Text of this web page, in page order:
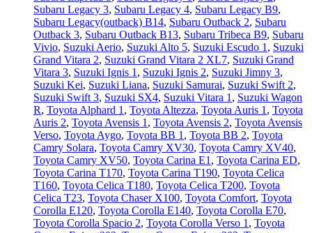
Subaru Legacy 3, Subaru Legacy 4, Subaru Legacy B9,
Subaru Legacy(outback) B14, Subaru Outback 2, Subaru
Outback 3, Subaru Outback B13, Subaru Tribeca B9, Subaru
Vivio, Suzuki Aerio, Suzuki Alto 5, Suzuki Escudo 1 , Suzuki
Grand Vitara 2, Suzuki Grand Vitara 2 XL7, Suzuki Grand
Vitara 3, Suzuki Ignis 1 , Suzuki Ignis 2, Suzuki Jimny 3,
Suzuki Kei, Suzuki Liana, Suzuki Samurai, Suzuki Swift 2,
Suzuki Swift 3, Suzuki SX4, Suzuki Vitara 1 , Suzuki Wagon
R, Toyota Alphard 1 , Toyota Altezza, Toyota Auris 1 , Toyota
Auris 2, Toyota Avensis 1 , Toyota Avensis 2, Toyota Avensis
Verso, Toyota Aygo, Toyota BB 1 , Toyota BB 2, Toyota
Camry Solara, Toyota Camry XV30, Toyota Camry XV40,
Toyota Camry XV50, Toyota Carina E1 , Toyota Carina ED,
Toyota Carina T170, Toyota Carina T190, Toyota Celica
T160, Toyota Celica T180, Toyota Celica T200, Toyota
Celica T23, Toyota Chaser X100, Toyota Comfort, Toyota
Corolla E120, Toyota Corolla E140, Toyota Corolla E70,
Toyota Corolla Spacio 2, Toyota Corolla Verso 1 , Toyota